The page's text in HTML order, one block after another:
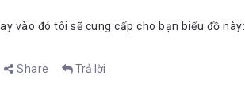
vào đó tôi sẽ cung cấp cho bạn biểu đồ này:
Share Trả lời